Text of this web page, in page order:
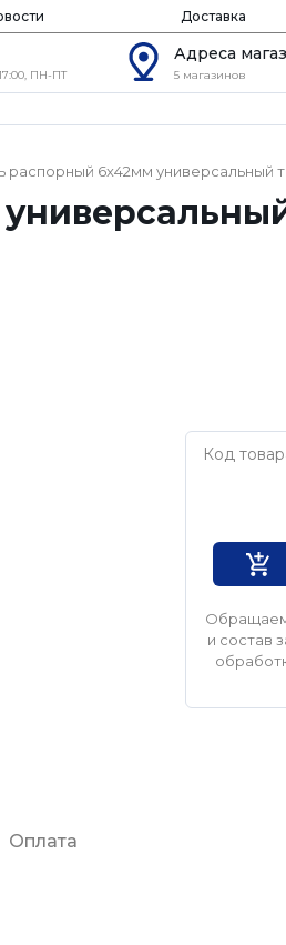
Доставка
ПН-ПТ
Адреса
5 магазинов
распорный 6х42мм универсальный
Код
Обращаем
и состав
Оплата